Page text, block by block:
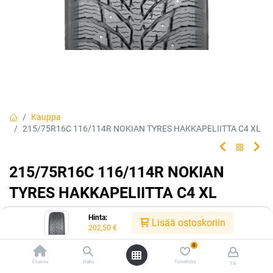
Hinta:
202,50 € Lisää ostoskoriin
Etusivu Haku
0
Toivelista Tili
Kauppa
215/75R16C 116/114R NOKIAN TYRES HAKKAPELIITTA C4 XL
215/75R16C 116/114R NOKIAN
TYRES HAKKAPELIITTA C4 XL
6419440496870 Tuotekoodi:225916
202,50€/ kpl
Saatavilla